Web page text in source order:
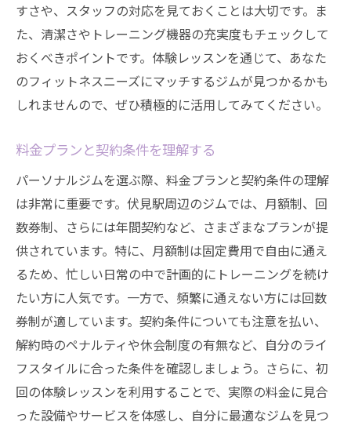
ジムの雰囲気とトレーナーの質
料金プランとその内容を比較
口コミやレビューの活用法
ジム選びで理想のボディメイクを実現
目的に応じたトレーニングプランの選び方
ジムが提供するサポートと効果
理想のボディメイクを叶えるジムの特徴
トレーニングがボディメイクに与える影響
継続的なボディメイクのためのジム活用法
すさや、スタッフの対応を見ておくことは大切です。ま
た、清潔さやトレーニング機器の充実度もチェックして
おくべきポイントです。体験レッスンを通じて、あなた
のフィットネスニーズにマッチするジムが見つかるかも
しれませんので、ぜひ積極的に活用してみてください。
料金プランと契約条件を理解する
パーソナルジムを選ぶ際、料金プランと契約条件の理解
は非常に重要です。伏見駅周辺のジムでは、月額制、回
数券制、さらには年間契約など、さまざまなプランが提
供されています。特に、月額制は固定費用で自由に通え
るため、忙しい日常の中で計画的にトレーニングを続け
たい方に人気です。一方で、頻繁に通えない方には回数
券制が適しています。契約条件についても注意を払い、
解約時のペナルティや休会制度の有無など、自分のライ
フスタイルに合った条件を確認しましょう。さらに、初
回の体験レッスンを利用することで、実際の料金に見合
った設備やサービスを体感し、自分に最適なジムを見つ